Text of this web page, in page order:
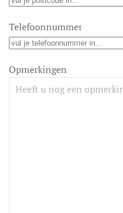
Telefoonnummer
Opmerkingen